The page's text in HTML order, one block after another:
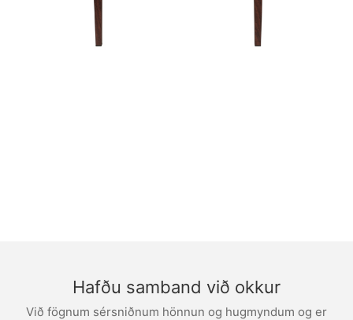
Hafðu samband við okkur
Við fögnum sérsniðnum hönnun og hugmyndum og er